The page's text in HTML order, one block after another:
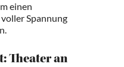
einen
Spannung
Theater an